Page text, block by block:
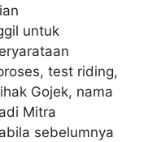
untuk
test riding,
Gojek, nama
Mitra
sebelumnya